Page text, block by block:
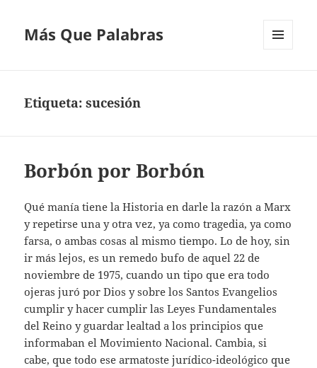
Más Que Palabras
Etiqueta:sucesión
Borbón por Borbón
Qué manía tiene la Historia en darle la razón a Marx
y repetirse una y otra vez, ya como tragedia, ya como
farsa, o ambas cosas al mismo tiempo. Lo de hoy, sin
ir más lejos, es un remedo bufo de aquel 22 de
noviembre de 1975, cuando un tipo que era todo
ojeras juró por Dios y sobre los Santos Evangelios
cumplir y hacer cumplir las Leyes Fundamentales
del Reino y guardar lealtad a los principios que
informaban el Movimiento Nacional. Cambia, si
cabe, que todo ese armatoste jurídico-ideológico que